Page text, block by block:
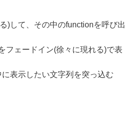
)して、その中のfunctionを呼び出
フェードイン(徐々に現れる)で表
表示したい文字列を突っ込む